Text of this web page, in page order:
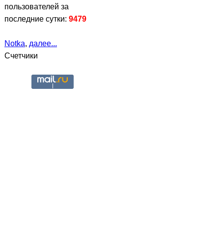
пользователей за
последние сутки: 9479
Notka, далее...
Счетчики